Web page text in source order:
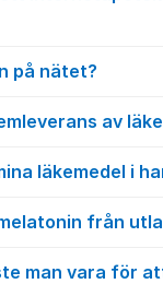
på nätet?
av
läkemedel i
från
man vara för